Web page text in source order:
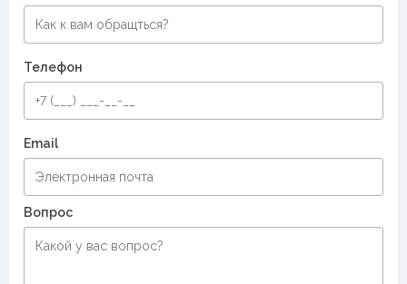
Телефон
Email
Вопрос